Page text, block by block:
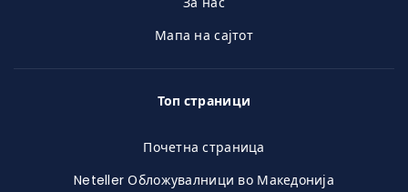
Мапа на сајтот
Топ страници
Почетна страница
Neteller Обложувалници во Македонија